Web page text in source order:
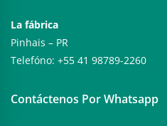
La fábrica
Pinhais – PR
Telefóno: +55 41 98789-2260
Contáctenos Por Whatsapp